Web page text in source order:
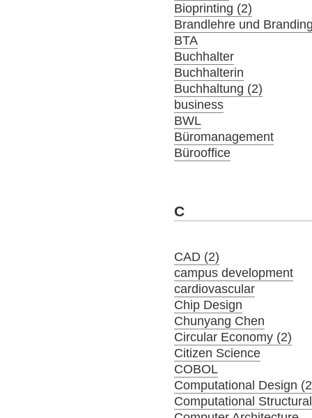
Bioprinting (2)
Brandlehre und
BTA
Buchhalter
Buchhalterin
Buchhaltung (2)
business
BWL
Büromanagement
Bürooffice
C
CAD (2)
campus development
cardiovascular
Chip Design
Chunyang Chen
Circular Economy (2)
Citizen Science
COBOL
Computational Design
Computational